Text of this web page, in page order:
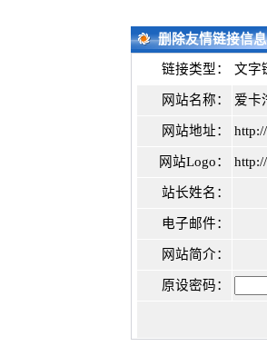
删除友情链接信息
链接类型： 文字
网站名称： 爱卡
网站地址：
网站Logo： http://
站长姓名：
电子邮件：
网站简介：
原设密码：